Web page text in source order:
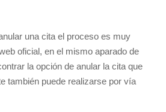
una cita el proceso es muy
oficial, en el mismo aparado de
la opción de anular la cita que
también puede realizarse por vía